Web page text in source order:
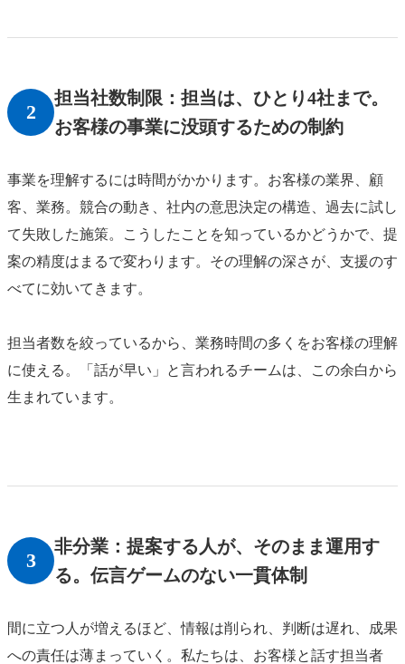
2
担当社数制限：担当は、ひとり4社まで。
お客様の事業に没頭するための制約
事業を理解するには時間がかかります。お客様の業界、顧
客、業務。競合の動き、社内の意思決定の構造、過去に試し
て失敗した施策。こうしたことを知っているかどうかで、提
案の精度はまるで変わります。その理解の深さが、支援のす
べてに効いてきます。
担当者数を絞っているから、業務時間の多くをお客様の理解
に使える。「話が早い」と言われるチームは、この余白から
生まれています。
3
非分業：提案する人が、そのまま運用す
る。伝言ゲームのない一貫体制
間に立つ人が増えるほど、情報は削られ、判断は遅れ、成果
への責任は薄まっていく。私たちは、お客様と話す担当者